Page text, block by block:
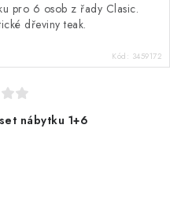
pro 6 osob z řady Clasic.
dřeviny teak.
Kód: 3459172
nábytku 1+6